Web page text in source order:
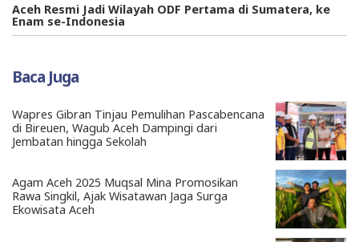
Aceh Resmi Jadi Wilayah ODF Pertama di Sumatera, ke
Enam se-Indonesia
Baca Juga
Wapres Gibran Tinjau Pemulihan Pascabencana
di Bireuen, Wagub Aceh Dampingi dari
Jembatan hingga Sekolah
Agam Aceh 2025 Muqsal Mina Promosikan
Rawa Singkil, Ajak Wisatawan Jaga Surga
Ekowisata Aceh